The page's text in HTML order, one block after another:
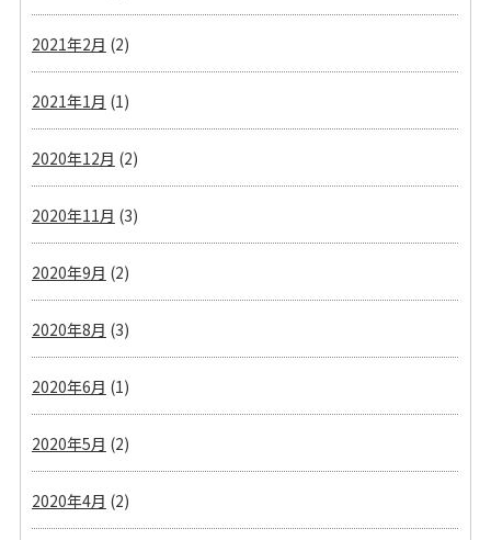
2021年2月 (2)
2021年1月 (1)
2020年12月 (2)
2020年11月 (3)
2020年9月 (2)
2020年8月 (3)
2020年6月 (1)
2020年5月 (2)
2020年4月 (2)